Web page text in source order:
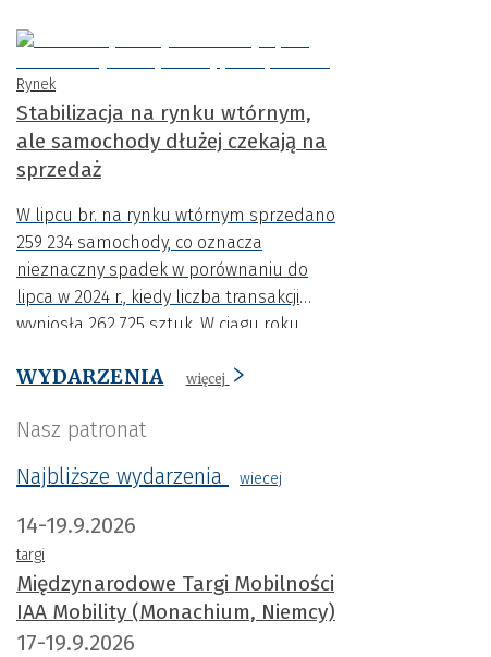
poziom w tym roku.
Rynek
Stabilizacja na rynku wtórnym,
ale samochody dłużej czekają na
sprzedaż
W lipcu br. na rynku wtórnym sprzedano
259 234 samochody, co oznacza
nieznaczny spadek w porównaniu do
lipca w 2024 r., kiedy liczba transakcji
wyniosła 262 725 sztuk. W ciągu roku
000 zł.
WYDARZENIA więcej
Nasz patronat
Najbliższe wydarzenia
wiecej
14-19.9.2026
targi
Międzynarodowe Targi Mobilności
IAA Mobility (Monachium, Niemcy)
17-19.9.2026